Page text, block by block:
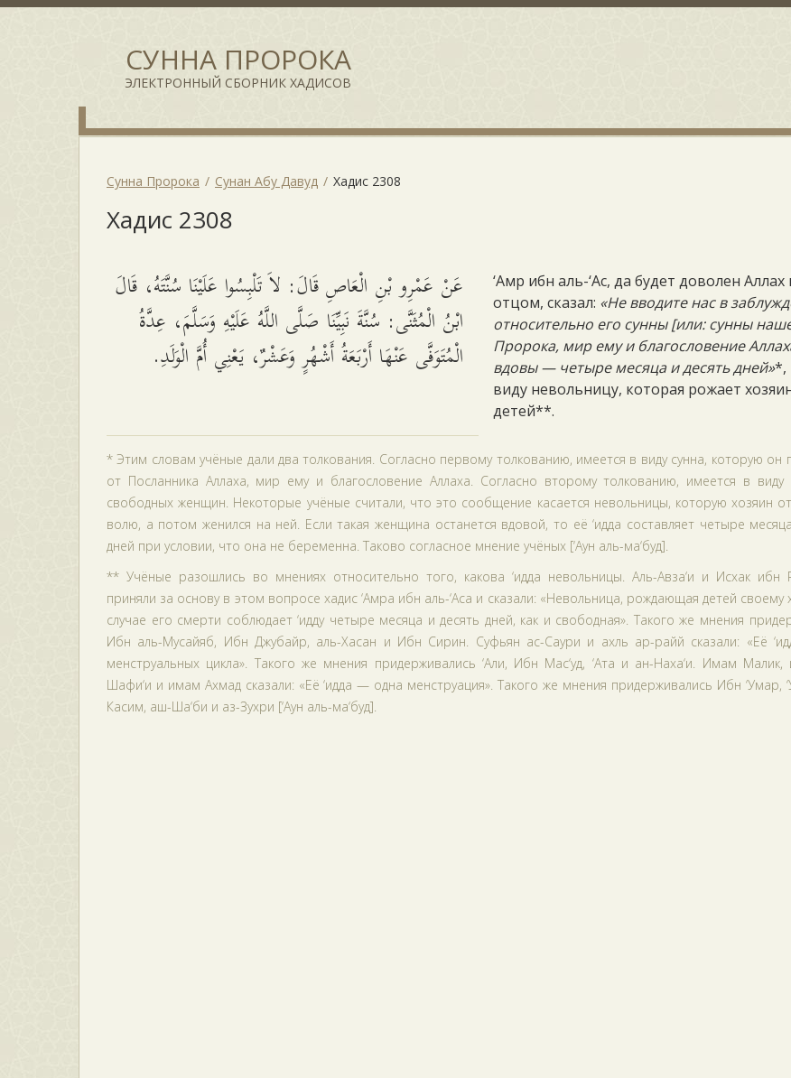
СУННА ПРОРОКА
ЭЛЕКТРОННЫЙ СБОРНИК ХАДИСОВ
Сунна Пророка Сунан Абу Давуд Хадис 2308
Хадис 2308
عَنْ عَمْرِو بْنِ الْعَاصِ قَالَ: لاَ تَلْبِسُوا عَلَيْنَا سُنَّتَهُ، قَالَ
ابْنُ الْمُثَنَّى: سُنَّةَ نَبِيِّنَا صَلَّى اللَّهُ عَلَيْهِ وَسَلَّمَ، عِدَّةُ
الْمُتَوَفَّى عَنْهَا أَرْبَعَةُ أَشْهُرٍ وَعَشْرٌ، يَعْنِي أُمَّ الْوَلَدِ.
‘Амр ибн аль-‘Ас, да будет доволен Аллах
отцом, сказал: «Не вводите нас в
относительно его сунны [или: сунны
Пророка, мир ему и благословение
вдовы — четыре месяца и десять дней»*,
виду невольницу, которая рожает
детей**.
* Этим словам учёные дали два толкования. Согласно первому толкованию, имеется в виду сунна, которую он
от Посланника Аллаха, мир ему и благословение Аллаха. Согласно второму толкованию, имеется в виду
свободных женщин. Некоторые учёные считали, что это сообщение касается невольницы, которую хозяин
волю, а потом женился на ней. Если такая женщина останется вдовой, то её ‘идда составляет четыре
дней при условии, что она не беременна. Таково согласное мнение учёных [‘Аун аль-ма‘буд].
** Учёные разошлись во мнениях относительно того, какова ‘идда невольницы. Аль-Авза‘и и Исхак ибн
приняли за основу в этом вопросе хадис ‘Амра ибн аль-‘Аса и сказали: «Невольница, рождающая детей своему
случае его смерти соблюдает ‘идду четыре месяца и десять дней, как и свободная». Такого же мнения
Ибн аль-Мусайяб, Ибн Джубайр, аль-Хасан и Ибн Сирин. Суфьян ас-Саури и ахль ар-райй сказали: «Её
менструальных цикла». Такого же мнения придерживались ‘Али, Ибн Мас‘уд, ‘Ата и ан-Наха‘и. Имам
Шафи‘и и имам Ахмад сказали: «Её ‘идда — одна менструация». Такого же мнения придерживались Ибн ‘Умар,
Касим, аш-Ша‘би и аз-Зухри [‘Аун аль-ма‘буд].